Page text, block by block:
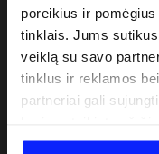
poreikius ir
tinklais. Jums
veiklą su savo
tinklus ir reklamos
partneriai gali
duomenimis, kuriuos